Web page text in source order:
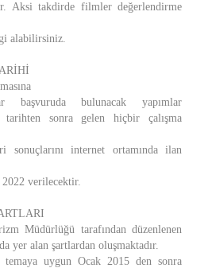
Aksi takdirde filmler değerlendirme
alabilirsiniz.
başvuruda bulunacak yapımlar
tarihten sonra gelen hiçbir çalışma
internet ortamında ilan
verilecektir.
Müdürlüğü tarafından düzenlenen
yer alan şartlardan oluşmaktadır.
temaya uygun Ocak 2015 den sonra